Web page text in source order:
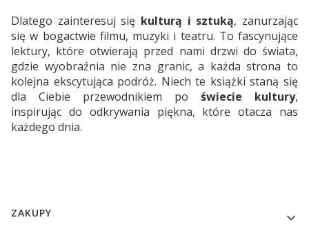
Dlatego zainteresuj się kulturą i sztuką, zanurzając
się w bogactwie filmu, muzyki i teatru. To fascynujące
lektury, które otwierają przed nami drzwi do świata,
gdzie wyobraźnia nie zna granic, a każda strona to
kolejna ekscytująca podróż. Niech te książki staną się
dla Ciebie przewodnikiem po świecie kultury,
inspirując do odkrywania piękna, które otacza nas
każdego dnia.
Linki w stopce
ZAKUPY